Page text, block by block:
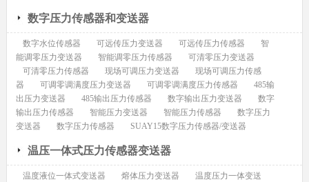
数字压力传感器和变送器
数字水位传感器 可远传压力变送器 可远传压力传感器
智
能调零压力变送器
智能调零压力传感器
可清零压力变送器
可清零压力传感器
现场可调压力变送器
现场可调压力传感
器
可调零调满度压力变送器 可调零调满度压力传感器
485输
出压力变送器
485输出压力传感器 数字输出压力变送器
数字
输出压力传感器
智能压力变送器 智能压力传感器
数字压力
变送器
数字压力传感器 SUAY15数字压力传感器/变送器
温压一体式压力传感器变送器
温度液位一体式变送器 熔体压力变送器
温度压力一体变送